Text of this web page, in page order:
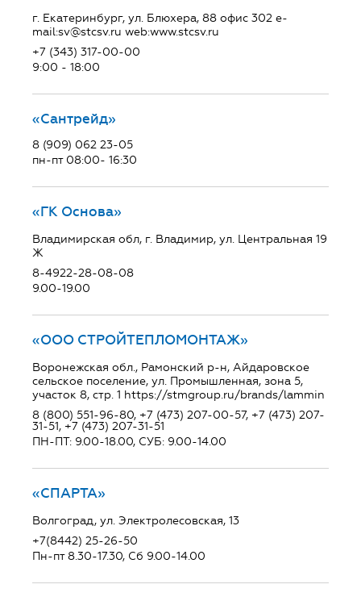
г. Екатеринбург, ул. Блюхера, 88 офис 302 e-
mail:sv@stcsv.ru web:www.stcsv.ru
+7 (343) 317-00-00
9:00 - 18:00
«Сантрейд»
8 (909) 062 23-05
пн-пт 08:00- 16:30
«ГК Основа»
Владимирская обл, г. Владимир, ул. Центральная 19
Ж
8-4922-28-08-08
9.00-19.00
«ООО СТРОЙТЕПЛОМОНТАЖ»
Воронежская обл., Рамонский р-н, Айдаровское
сельское поселение, ул. Промышленная, зона 5,
участок 8, стр. 1 https://stmgroup.ru/brands/lammin
8 (800) 551-96-80, +7 (473) 207-00-57, +7 (473) 207-
31-51, +7 (473) 207-31-51
ПН-ПТ: 9.00-18.00, СУБ: 9.00-14.00
«СПАРТА»
Волгоград, ул. Электролесовская, 13
+7(8442) 25-26-50
Пн-пт 8.30-17.30, Сб 9.00-14.00